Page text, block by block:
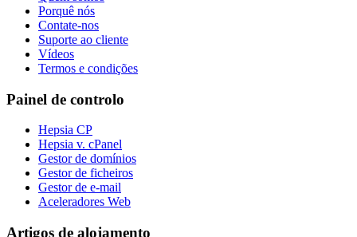
Porquê nós
Contate-nos
Suporte ao cliente
Vídeos
Termos e condições
Painel de controlo
Hepsia CP
Hepsia v. cPanel
Gestor de domínios
Gestor de ficheiros
Gestor de e-mail
Aceleradores Web
Artigos de alojamento